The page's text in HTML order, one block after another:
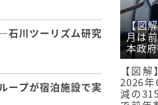
石川ツーリズム研究
ープが宿泊施設で実
【図
月は
本政府
【図
2026
減の